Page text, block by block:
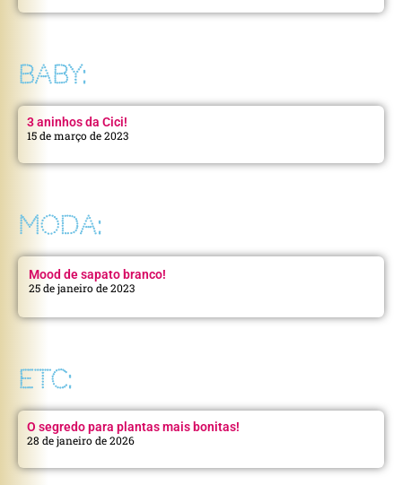
BABY:
3 aninhos da Cici!
15 de março de 2023
MODA:
Mood de sapato branco!
25 de janeiro de 2023
ETC:
O segredo para plantas mais bonitas!
28 de janeiro de 2026